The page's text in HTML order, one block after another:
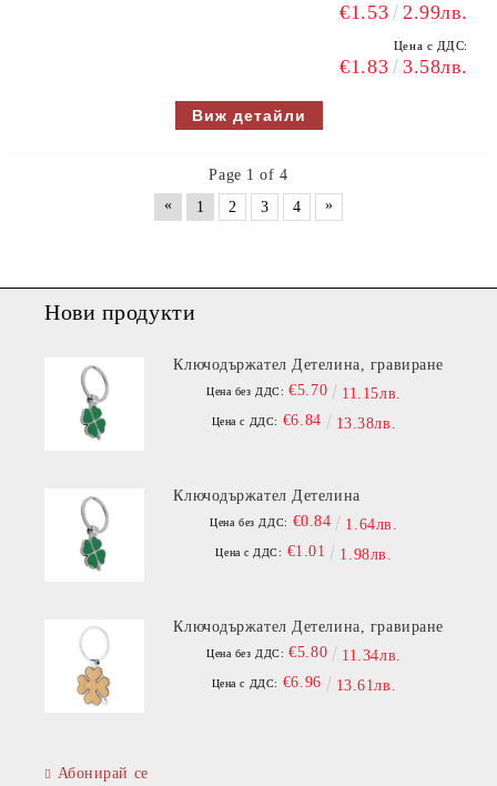
€1.53 2.99лв.
Цена с ДДС:
€1.83 3.58лв.
Виж детайли
Page 1 of 4
«
1 2 3 4 »
Нови продукти
Ключодържател Детелина, гравиране
Цена без ДДС: €5.70 11.15лв.
Цена с ДДС: €6.84 13.38лв.
Ключодържател Детелина
Цена без ДДС: €0.84 1.64лв.
Цена с ДДС: €1.01 1.98лв.
Ключодържател Детелина, гравиране
Цена без ДДС: €5.80 11.34лв.
Цена с ДДС: €6.96 13.61лв.
Абонирай се